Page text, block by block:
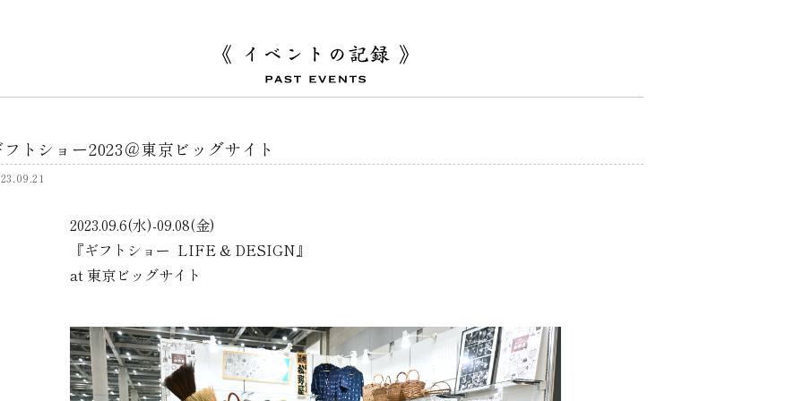
トショー2023＠東京ビッグサイト
2023.09.6(水)-09.08(金)
『ギフトショー LIFE & DESIGN』
at 東京ビッグサイト